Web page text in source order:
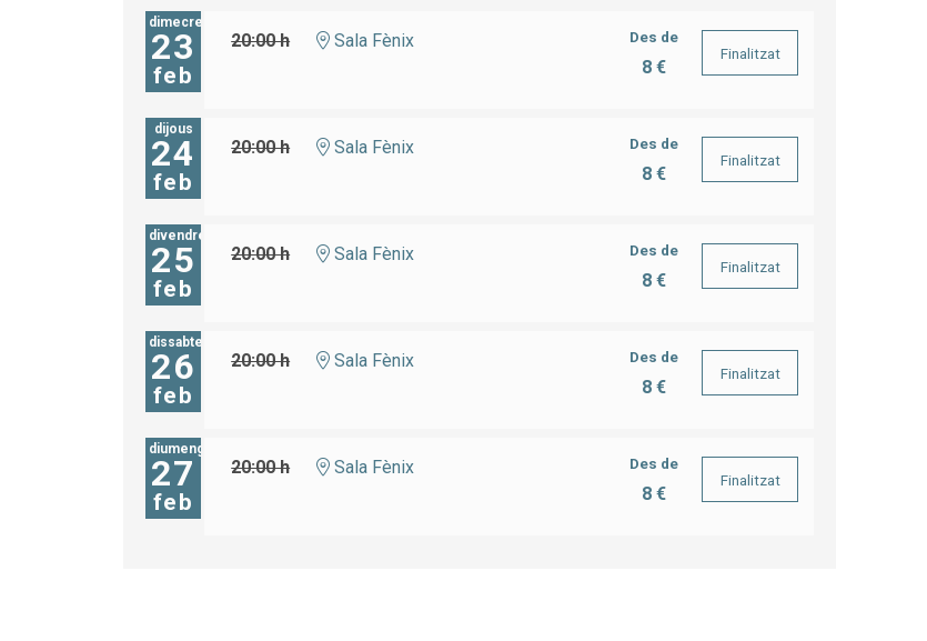
dimecres
23
feb
20:00 h Sala Fènix Des de
8 €
Finalitzat
dijous
24
feb
20:00 h Sala Fènix Des de
8 €
Finalitzat
divendres
25
feb
20:00 h Sala Fènix Des de
8 €
Finalitzat
dissabte
26
feb
20:00 h Sala Fènix Des de
8 €
Finalitzat
diumenge
27
feb
20:00 h Sala Fènix Des de
8 €
Finalitzat